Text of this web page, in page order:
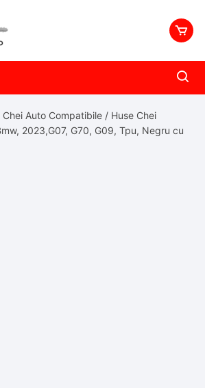
Chei Auto Compatibile / Huse Chei
2023,G07, G70, G09, Tpu, Negru cu